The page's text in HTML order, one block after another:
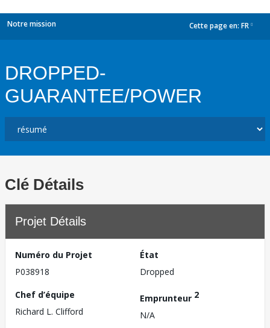
Notre mission Cette page en: FR
DROPPED-
GUARANTEE/POWER
Clé Détails
Projet Détails
Numéro du Projet
P038918
État
Dropped
Chef d’équipe
Richard L. Clifford
Emprunteur 2
N/A